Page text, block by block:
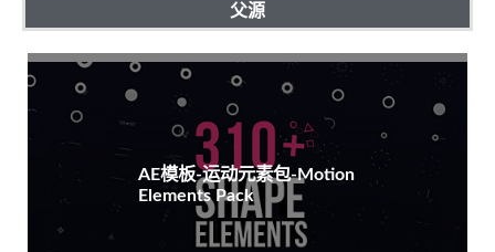
父源
AE模板-运动元素包-Motion
Elements Pack